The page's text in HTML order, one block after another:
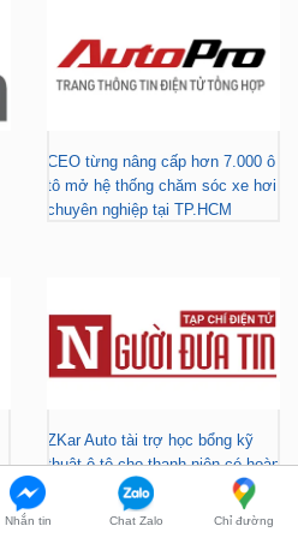
CEO từng nâng cấp hơn 7.000 ô
tô mở hệ thống chăm sóc xe hơi
chuyên nghiệp tại TP.HCM
ZKar Auto tài trợ học bổng kỹ
thuật ô tô cho thanh niên có hoàn
cảnh khó khăn
Nhắn tin Chat Zalo Chỉ đường